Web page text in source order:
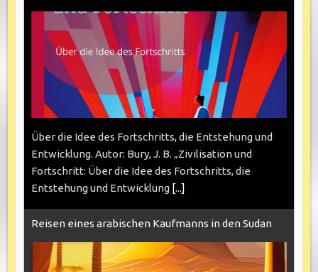
Über die Idee des Fortschritts, die Entstehung und
Entwicklung. Autor: Bury, J. B. „Zivilisation und
Fortschritt: Über die Idee des Fortschritts, die
Entstehung und Entwicklung [...]
Reisen eines arabischen Kaufmanns in den Sudan